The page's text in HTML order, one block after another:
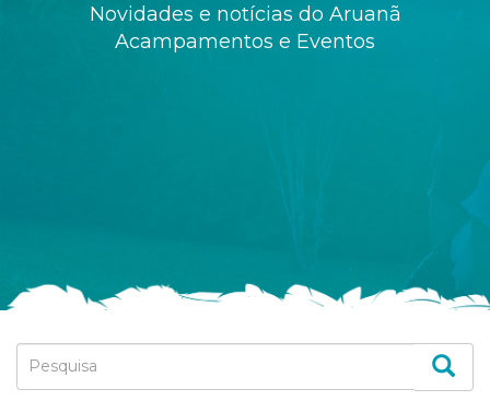
Novidades e notícias do Aruanã
Acampamentos e Eventos